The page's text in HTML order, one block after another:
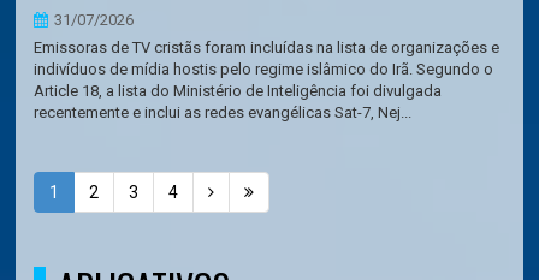
31/07/2026
Emissoras de TV cristãs foram incluídas na lista de organizações e
indivíduos de mídia hostis pelo regime islâmico do Irã. Segundo o
Article 18, a lista do Ministério de Inteligência foi divulgada
recentemente e inclui as redes evangélicas Sat-7, Nej...
1 2 3 4